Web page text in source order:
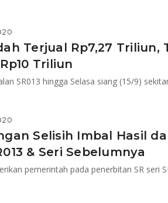
Terjual Rp7,27
Triliun
SR013 hingga Selasa siang (15/9)
Selisih Imbal Hasil
& Seri Sebelumnya